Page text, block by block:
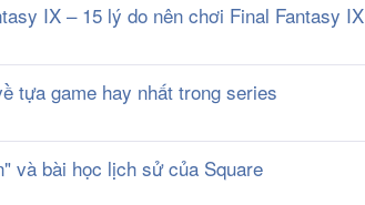
IX – 15 lý do nên chơi Final Fantasy IX
tựa game hay nhất trong series
và bài học lịch sử của Square